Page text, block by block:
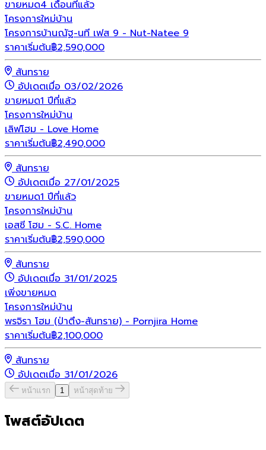
ขายหมด4 เดือนที่แล้ว
โครงการใหม่บ้าน
โครงการบ้านณัฐ-นที เฟส 9 - Nut-Natee 9
ราคาเริ่มต้น฿2,590,000
สันทราย
อัปเดตเมื่อ 03/02/2026
ขายหมด1 ปีที่แล้ว
โครงการใหม่บ้าน
เลิฟโฮม - Love Home
ราคาเริ่มต้น฿2,490,000
สันทราย
อัปเดตเมื่อ 27/01/2025
ขายหมด1 ปีที่แล้ว
โครงการใหม่บ้าน
เอสซี โฮม - S.C. Home
ราคาเริ่มต้น฿2,590,000
สันทราย
อัปเดตเมื่อ 31/01/2025
เพิ่งขายหมด
โครงการใหม่บ้าน
พรจิรา โฮม (ป่าตึง-สันทราย) - Pornjira Home
ราคาเริ่มต้น฿2,100,000
สันทราย
อัปเดตเมื่อ 31/01/2026
หน้าแรก 1 หน้าสุดท้าย
โพสต์อัปเดต